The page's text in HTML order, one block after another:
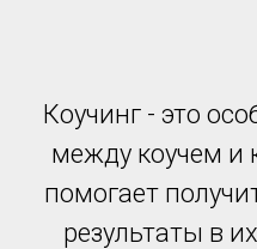
Коучинг - это
между коучем и
помогает
результаты в